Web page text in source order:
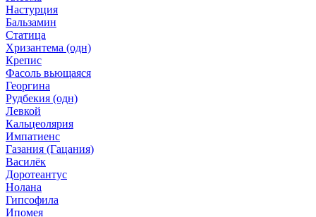
Настурция
Бальзамин
Статица
Хризантема (одн)
Крепис
Фасоль вьющаяся
Георгина
Рудбекия (одн)
Левкой
Кальцеолярия
Импатиенс
Газания (Гацания)
Василёк
Доротеантус
Нолана
Гипсофила
Ипомея